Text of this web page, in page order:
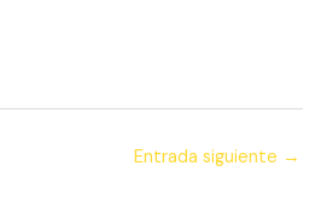
Entrada siguiente →